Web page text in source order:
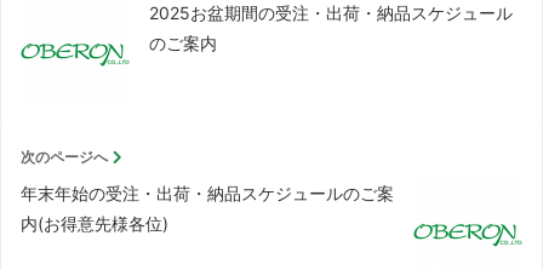
2025お盆期間の受注・出荷・納品スケジュール
のご案内
次のページへ
年末年始の受注・出荷・納品スケジュールのご案
内(お得意先様各位)